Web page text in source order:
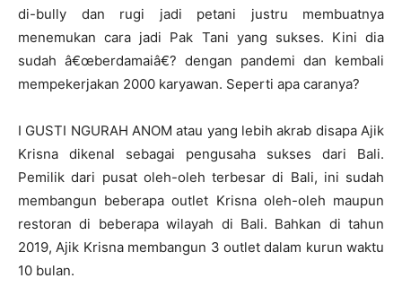
di-bully dan rugi jadi petani justru membuatnya
menemukan cara jadi Pak Tani yang sukses. Kini dia
sudah â€œberdamaiâ€? dengan pandemi dan kembali
mempekerjakan 2000 karyawan. Seperti apa caranya?
I GUSTI NGURAH ANOM atau yang lebih akrab disapa Ajik
Krisna dikenal sebagai pengusaha sukses dari Bali.
Pemilik dari pusat oleh-oleh terbesar di Bali, ini sudah
membangun beberapa outlet Krisna oleh-oleh maupun
restoran di beberapa wilayah di Bali. Bahkan di tahun
2019, Ajik Krisna membangun 3 outlet dalam kurun waktu
10 bulan.